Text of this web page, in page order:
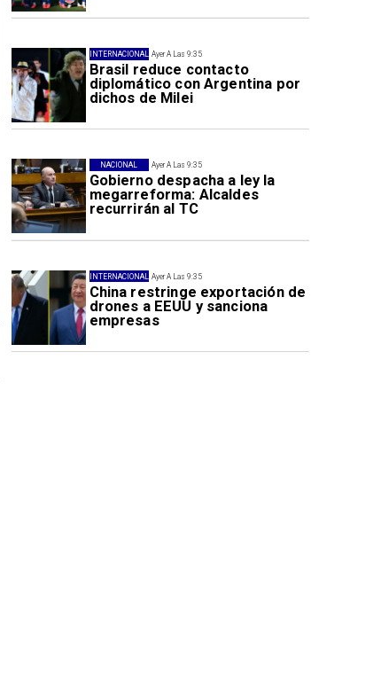
Ayer A Las 9:35
Brasil reduce contacto
diplomático con Argentina por
dichos de Milei
INTERNACIONAL
Ayer A Las 9:35
Gobierno despacha a ley la
megarreforma: Alcaldes
recurrirán al TC
NACIONAL
Ayer A Las 9:35
China restringe exportación de
drones a EEUU y sanciona
empresas
INTERNACIONAL